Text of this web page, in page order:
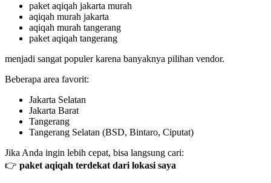
paket aqiqah jakarta murah
aqiqah murah jakarta
aqiqah murah tangerang
paket aqiqah tangerang
menjadi sangat populer karena banyaknya pilihan vendor.
Beberapa area favorit:
Jakarta Selatan
Jakarta Barat
Tangerang
Tangerang Selatan (BSD, Bintaro, Ciputat)
Jika Anda ingin lebih cepat, bisa langsung cari:
👉 paket aqiqah terdekat dari lokasi saya